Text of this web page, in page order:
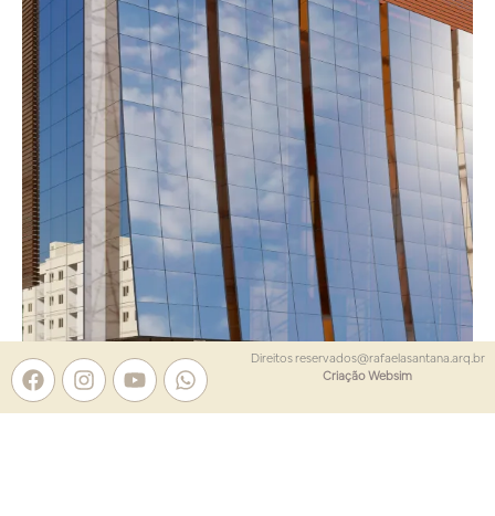
Prédio Comercial Buraquinho
Incorporação
Direitos reservados@rafaelasantana.arq.br
Criação Websim